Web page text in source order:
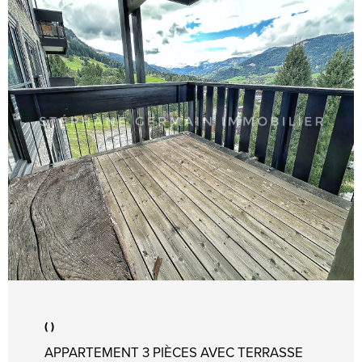
jouissance privative d’une place de parking
extérieure , un placard à skis situé au rez-de-
chaussée du bâtiment. (Honoraires à la charge de
l’acquéreur, 5 % inclus).
()
APPARTEMENT 3 PIÈCES AVEC TERRASSE
VOIR LE BIEN